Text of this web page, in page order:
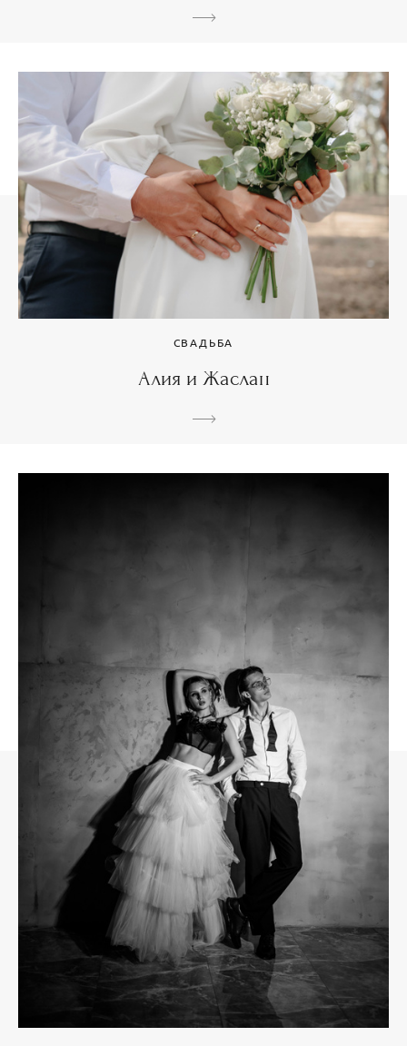
СВАДЬБА
Алия и Жаслан